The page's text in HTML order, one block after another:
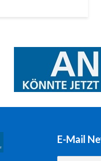
E-Mail